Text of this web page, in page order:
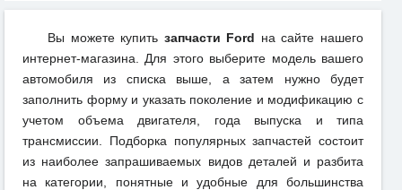
Вы можете купить запчасти Ford на сайте нашего
интернет-магазина. Для этого выберите модель вашего
автомобиля из списка выше, а затем нужно будет
заполнить форму и указать поколение и модификацию с
учетом объема двигателя, года выпуска и типа
трансмиссии. Подборка популярных запчастей состоит
из наиболее запрашиваемых видов деталей и разбита
на категории, понятные и удобные для большинства